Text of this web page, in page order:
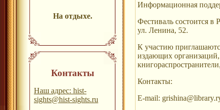
На отдыхе.
Контакты
Наш адрес: hist-
sights@hist-sights.ru
Информационная
Фестиваль состоится в
ул. Ленина, 52.
К участию
издающих
Контакты:
E-mail: